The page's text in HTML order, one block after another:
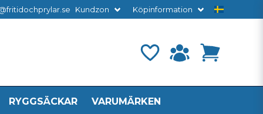
Kundzon Köpinformation
RYGGSÄCKAR VARUMÄRKEN